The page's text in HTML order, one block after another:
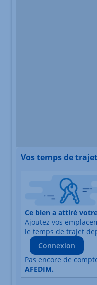
Vos temps de
Nature du lieu
Adresse
Durée du trajet en
Ce bien a attiré
Ajoutez vos
le temps de trajet
Connexion
Pas encore de
AFEDIM.